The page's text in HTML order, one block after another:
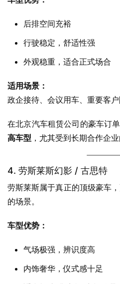
后排空间充裕
行驶稳定，舒适性强
外观稳重，适合正式场合
适用场景：
政企接待、会议用车、重要客
在北京汽车租赁公司的豪车订
高车型 ，尤其受到长期合作企业
4. 劳斯莱斯幻影 / 古思特
劳斯莱斯属于真正的顶级豪车
的场景。
车型优势：
气场极强，辨识度高
内饰奢华，仪式感十足